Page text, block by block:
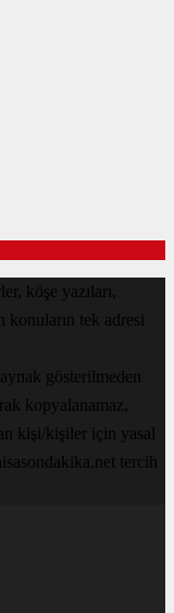
köşe yazıları,
konuların tek adresi
gösterilmeden
kopyalanamaz,
kişi/kişiler için yasal
tercih